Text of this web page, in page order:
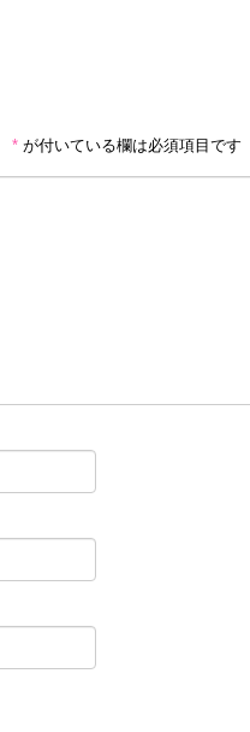
* が付いている欄は必須項目です